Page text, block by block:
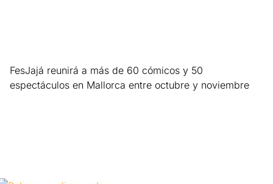
FesJajá reunirá a más de 60 cómicos y 50
espectáculos en Mallorca entre octubre y noviembre